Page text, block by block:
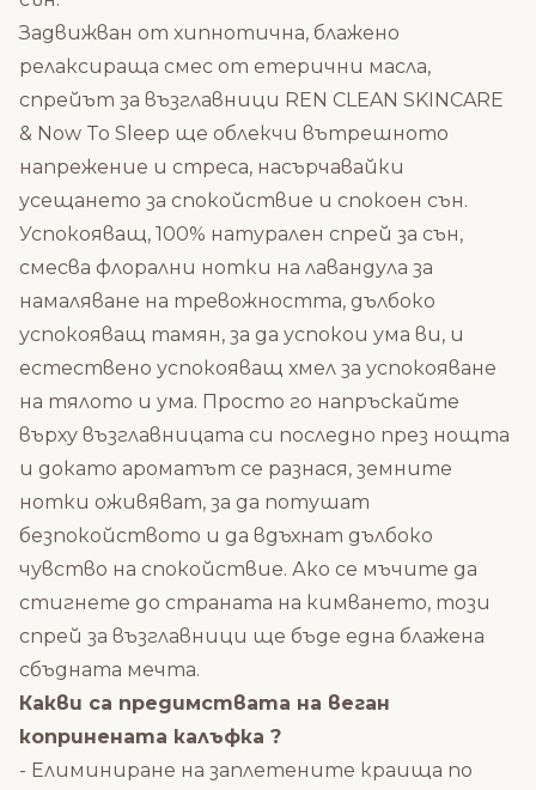
Задвижван от хипнотична, блажено
релаксираща смес от етерични масла,
спрейът за възглавници REN CLEAN SKINCARE
& Now To Sleep ще облекчи вътрешното
напрежение и стреса, насърчавайки
усещането за спокойствие и спокоен сън.
Успокояващ, 100% натурален спрей за сън,
смесва флорални нотки на лавандула за
намаляване на тревожността, дълбоко
успокояващ тамян, за да успокои ума ви, и
естествено успокояващ хмел за успокояване
на тялото и ума. Просто го напръскайте
върху възглавницата си последно през нощта
и докато ароматът се разнася, земните
нотки оживяват, за да потушат
безпокойството и да вдъхнат дълбоко
чувство на спокойствие. Ако се мъчите да
стигнете до страната на кимването, този
спрей за възглавници ще бъде една блажена
сбъдната мечта.
Какви са предимствата на веган
копринената калъфка ?
- Елиминиране на заплетените краища по